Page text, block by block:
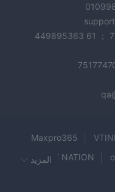
Maxpro365
TRADE NATION
المزيد